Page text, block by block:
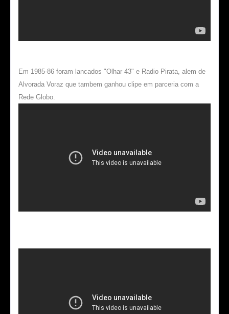
Em 1985-86 foram lancados "Olhar 43" e Radio Pirata, alem de
Alvorada Voraz que tambem ganhou clipe em parceria com a
Rede Globo.